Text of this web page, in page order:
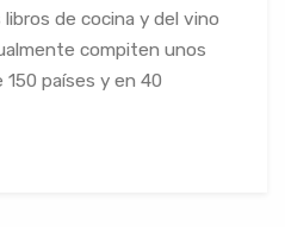
de cocina y del vino
compiten unos
países y en 40